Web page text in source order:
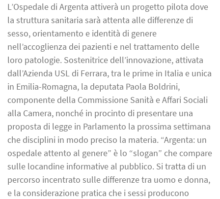
L’Ospedale di Argenta attiverà un progetto pilota dove
la struttura sanitaria sarà attenta alle differenze di
sesso, orientamento e identità di genere
nell’accoglienza dei pazienti e nel trattamento delle
loro patologie. Sostenitrice dell’innovazione, attivata
dall’Azienda USL di Ferrara, tra le prime in Italia e unica
in Emilia-Romagna, la deputata Paola Boldrini,
componente della Commissione Sanità e Affari Sociali
alla Camera, nonché in procinto di presentare una
proposta di legge in Parlamento la prossima settimana
che disciplini in modo preciso la materia. “Argenta: un
ospedale attento al genere” è lo “slogan” che compare
sulle locandine informative al pubblico. Si tratta di un
percorso incentrato sulle differenze tra uomo e donna,
e la considerazione pratica che i sessi producono